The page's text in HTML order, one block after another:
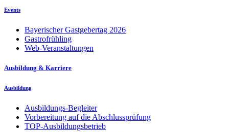
Events
Bayerischer Gastgebertag 2026
Gastrofrühling
Web-Veranstaltungen
Ausbildung & Karriere
Ausbildung
Ausbildungs-Begleiter
Vorbereitung auf die Abschlussprüfung
TOP-Ausbildungsbetrieb